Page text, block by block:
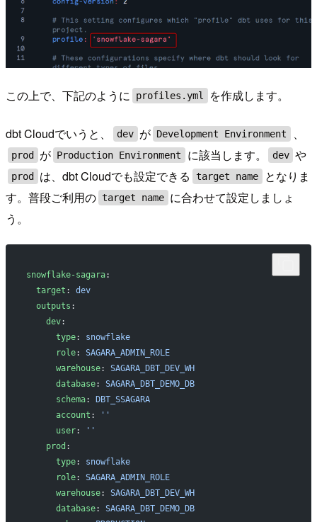
この上で、下記のように profiles.yml を作成します。
dbt Cloudでいうと、 dev が Development Environment 、
prod が Production Environment に該当します。 dev や
prod は、dbt Cloudでも設定できる target name
となりま
す。普段ご利用の target name に合わせて設定しましょ
う。
snowflake-sagara:
  target
: dev
  outputs
:
    dev
:
      type
: snowflake
      role
: SAGARA_ADMIN_ROLE
      warehouse
: SAGARA_DBT_DEV_WH
      database
: SAGARA_DBT_DEMO_DB
      schema
: DBT_SSAGARA
      account
:
''
      user
:
''
    prod
:
      type
: snowflake
      role
: SAGARA_ADMIN_ROLE
      warehouse
: SAGARA_DBT_DEV_WH
      database
: SAGARA_DBT_DEMO_DB